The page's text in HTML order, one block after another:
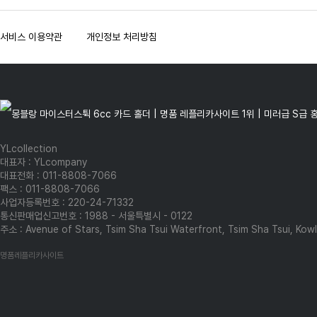
서비스 이용약관 개인정보 처리방침
YLcollection
대표자 : YLcompany
대표전화 : 011-8808-7066
팩스 : 011-8808-7066
사업자등록번호 : 220-24-71332
통신판매업신고번호 : 1988 - 서울특별시 - 0122
주소 : Avenue of Stars, Tsim Sha Tsui Waterfront, Tsim Sha Tsui,
명품레플리카사이트